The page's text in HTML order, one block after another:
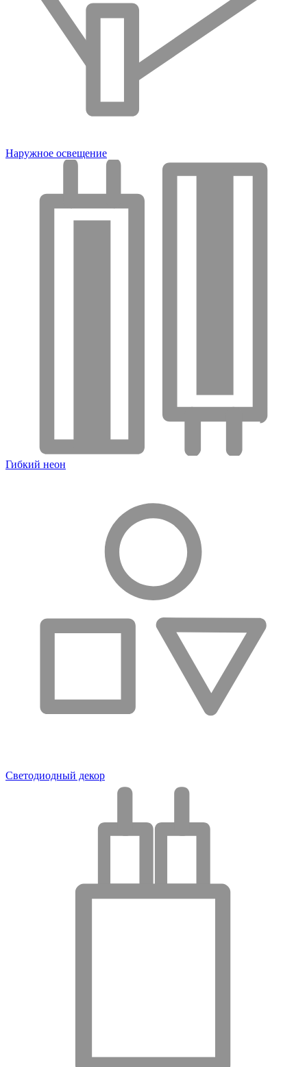
Наружное освещение
Гибкий неон
Светодиодный декор